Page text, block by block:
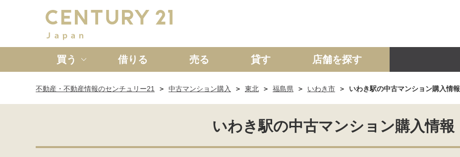
買う
新築一戸建て 中古一戸建て マンション 土地 事業投資用
借りる 売る 貸す 店舗を探す
不動産・不動産情報のセンチュリー21 中古マンション購入 東北 福島県 いわき市 いわき駅の中古マンション購入情報
いわき駅の中古マンション購入情報